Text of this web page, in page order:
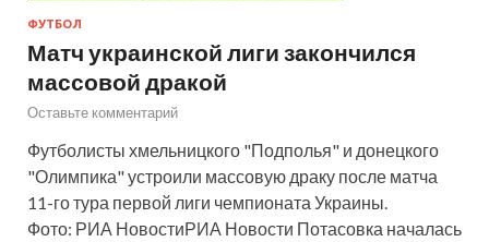
ФУТБОЛ
Матч украинской лиги закончился
массовой дракой
Оставьте комментарий
Футболисты хмельницкого "Подполья" и донецкого
"Олимпика" устроили массовую драку после матча
11-го тура первой лиги чемпионата Украины.
Фото: РИА НовостиРИА Новости Потасовка началась